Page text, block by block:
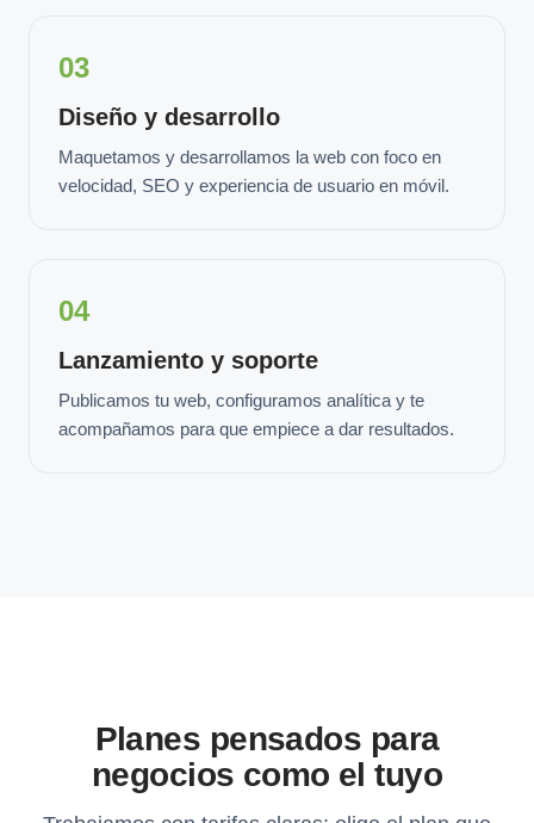
03
Diseño y desarrollo
Maquetamos y desarrollamos la web con foco en
velocidad, SEO y experiencia de usuario en móvil.
04
Lanzamiento y soporte
Publicamos tu web, configuramos analítica y te
acompañamos para que empiece a dar resultados.
Planes pensados para
negocios como el tuyo